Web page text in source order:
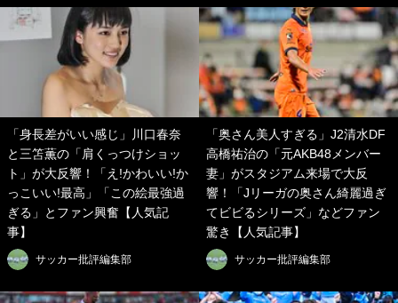
「身長差がいい感じ」川口春奈
と三笘薫の「肩くっつけショッ
ト」が大反響！「え!かわいい!か
っこいい!最高」「この絵最強過
ぎる」とファン興奮【人気記
事】
サッカー批評編集部
「奥さん美人すぎる」J2清水DF
高橋祐治の「元AKB48メンバー
妻」がスタジアム来場で大反
響！「Jリーガの奥さん綺麗過ぎ
てビビるシリーズ」などファン
驚き【人気記事】
サッカー批評編集部